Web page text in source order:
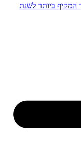
המקיף ביותר לשנת